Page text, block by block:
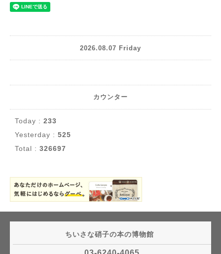
2026.08.07 Friday
カウンター
Today : 233
Yesterday : 525
Total : 326697
ちいさな硝子の本の博物館